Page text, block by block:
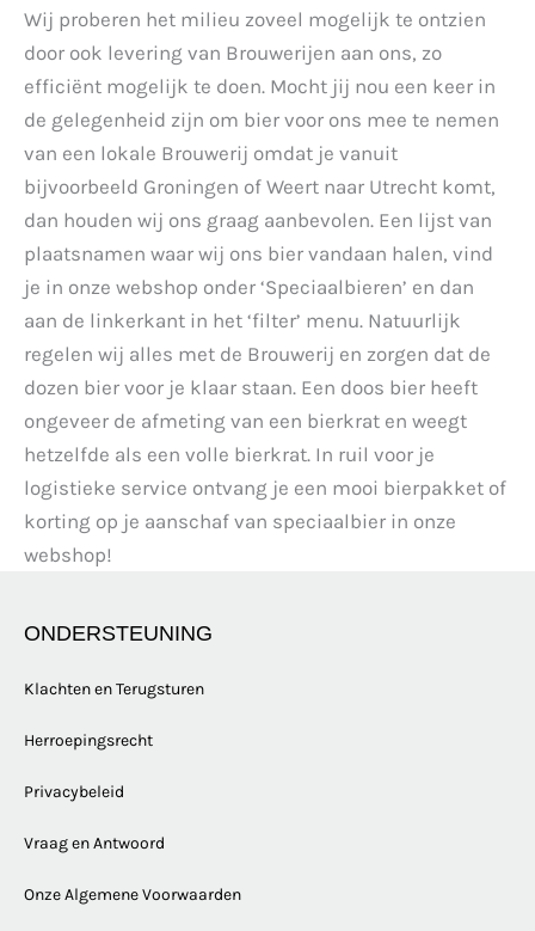
Wij proberen het milieu zoveel mogelijk te ontzien
door ook levering van Brouwerijen aan ons, zo
efficiënt mogelijk te doen. Mocht jij nou een keer in
de gelegenheid zijn om bier voor ons mee te nemen
van een lokale Brouwerij omdat je vanuit
bijvoorbeeld Groningen of Weert naar Utrecht komt,
dan houden wij ons graag aanbevolen. Een lijst van
plaatsnamen waar wij ons bier vandaan halen, vind
je in onze webshop onder ‘Speciaalbieren’ en dan
aan de linkerkant in het ‘filter’ menu. Natuurlijk
regelen wij alles met de Brouwerij en zorgen dat de
dozen bier voor je klaar staan. Een doos bier heeft
ongeveer de afmeting van een bierkrat en weegt
hetzelfde als een volle bierkrat. In ruil voor je
logistieke service ontvang je een mooi bierpakket of
korting op je aanschaf van speciaalbier in onze
webshop!
ONDERSTEUNING
Klachten en Terugsturen
Herroepingsrecht
Privacybeleid
Vraag en Antwoord
Onze Algemene Voorwaarden